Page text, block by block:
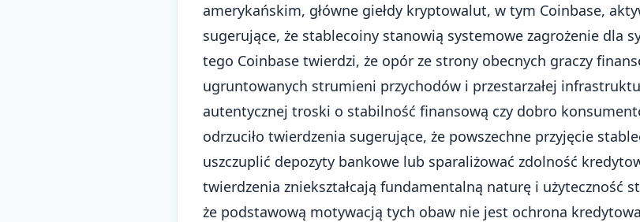
amerykańskim, główne giełdy kryptowalut, w tym Coinbase,
sugerujące, że stablecoiny stanowią systemowe zagrożenie dla
tego Coinbase twierdzi, że opór ze strony obecnych graczy
ugruntowanych strumieni przychodów i przestarzałej
autentycznej troski o stabilność finansową czy dobro
odrzuciło twierdzenia sugerujące, że powszechne przyjęcie
uszczuplić depozyty bankowe lub sparaliżować zdolność
twierdzenia zniekształcają fundamentalną naturę i użyteczność
że podstawową motywacją tych obaw nie jest ochrona